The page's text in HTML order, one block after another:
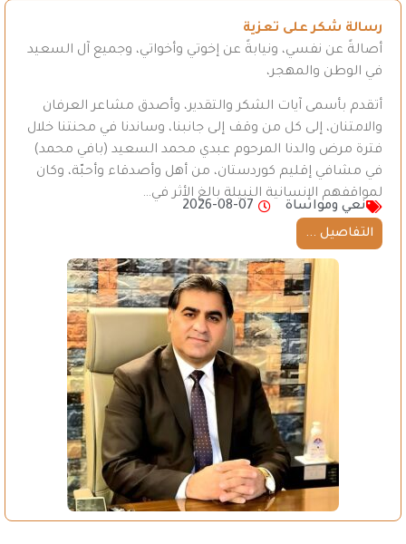
رسالة شكر على تعزية
أصالةً عن نفسي، ونيابةً عن إخوتي وأخواتي، وجميع آل السعيد
في الوطن والمهجر،
أتقدم بأسمى آيات الشكر والتقدير، وأصدق مشاعر العرفان
والامتنان، إلى كل من وقف إلى جانبنا، وساندنا في محنتنا خلال
فترة مرض والدنا المرحوم عبدي محمد السعيد (بافي محمد)
في مشافي إقليم كوردستان، من أهل وأصدقاء وأحبّة، وكان
لمواقفهم الإنسانية النبيلة بالغ الأثر في…
نعي ومواساة
2026-08-07
التفاصيل ...